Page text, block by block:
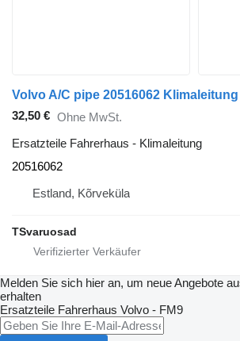
32,50 € Ohne MwSt.
Ersatzteile Fahrerhaus - Klimaleitung
20516062
Estland, Kõrveküla
TSvaruosad
Melden Sie sich hier an, um neue Angebote
erhalten
Ersatzteile Fahrerhaus Volvo - FM9